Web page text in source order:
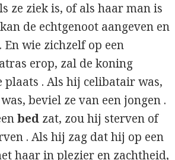
ze ziek is, of als haar man is
kan de echtgenoot aangeven en
En wie zichzelf op een
erop, zal de koning
plaats . Als hij celibatair was,
beviel ze van een jongen .
bed zat, zou hij sterven of
. Als hij zag dat hij op een
haar in plezier en zachtheid,